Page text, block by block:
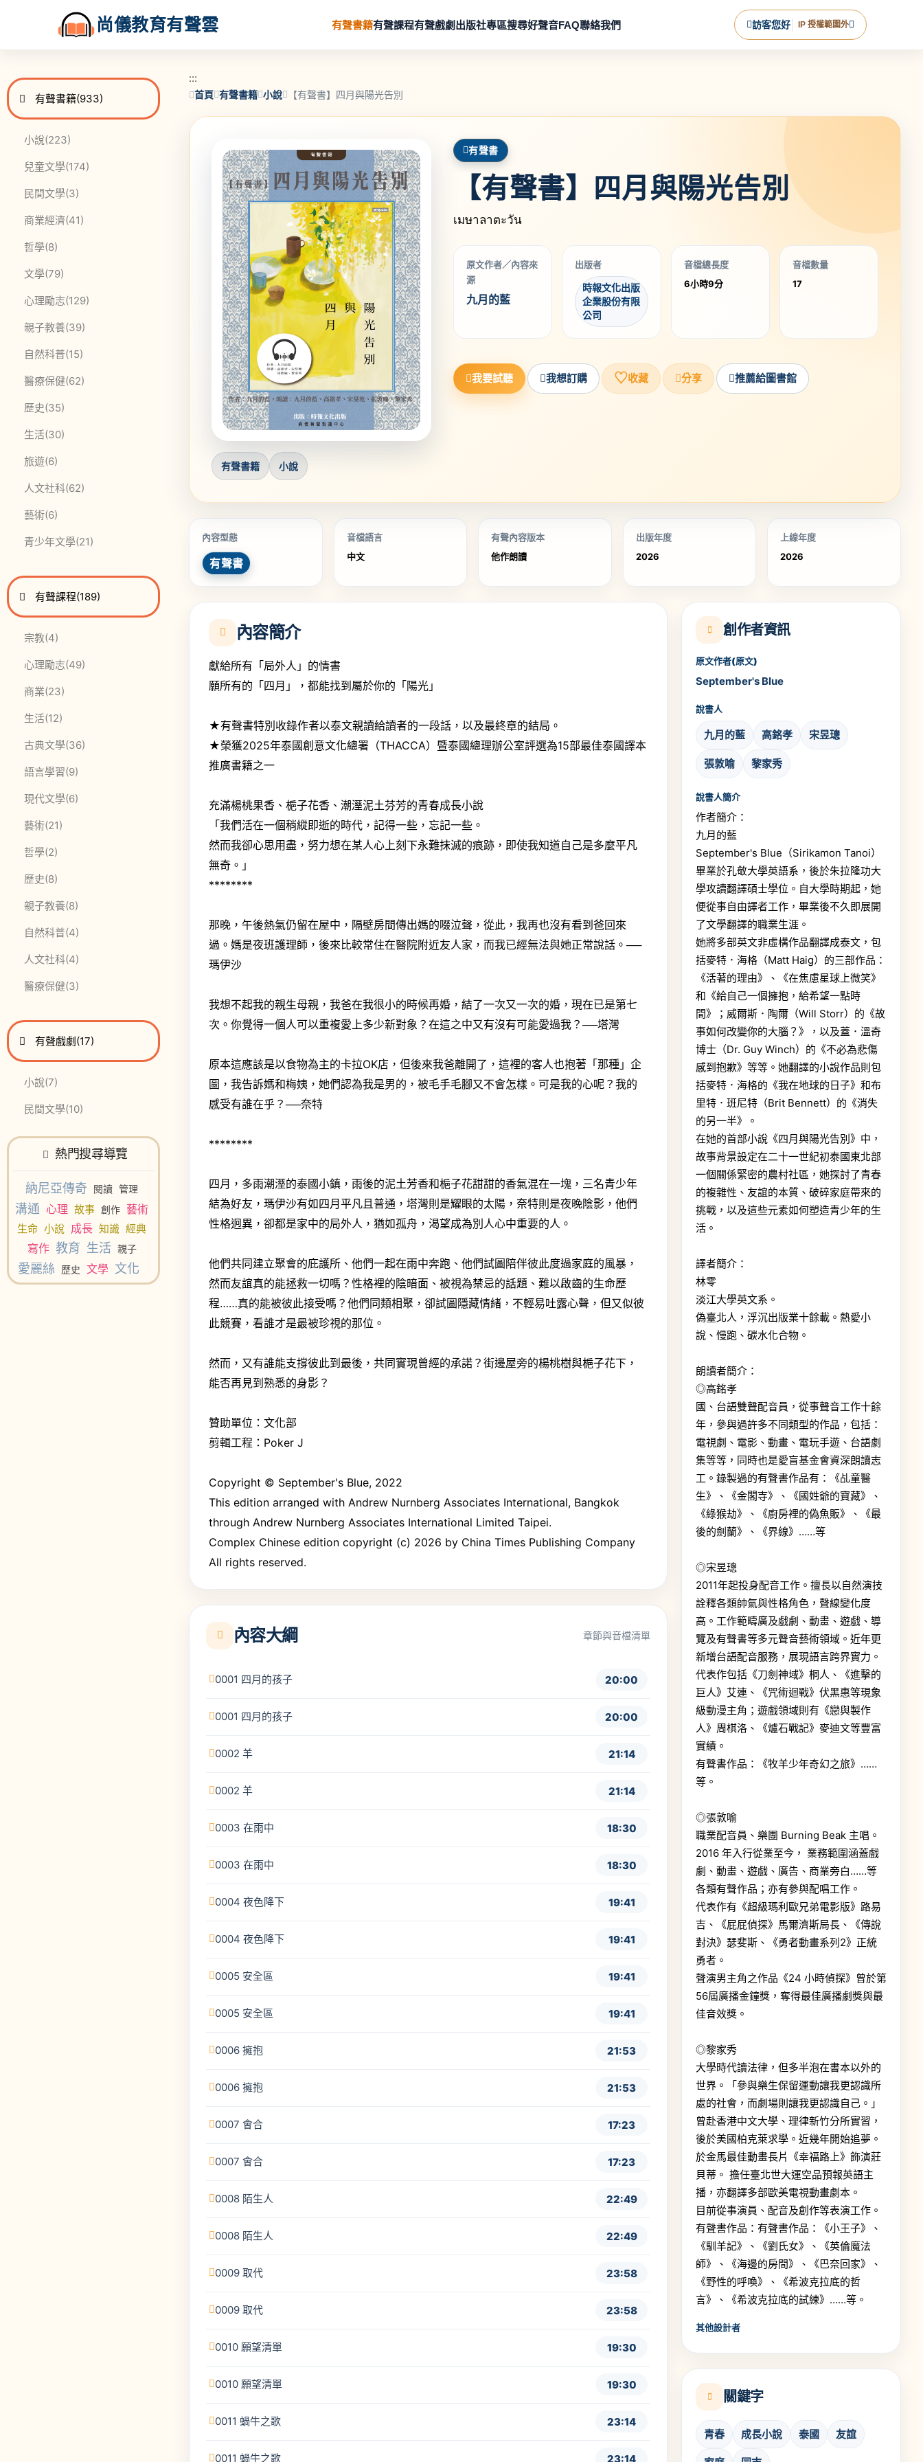
尚儀教育有聲雲 有聲書籍有聲課程有聲戲劇 出版社專區搜尋好聲音FAQ聯絡我們 訪客您好 IP 授權範圍外
進入
有聲書籍此分類有
(933)
小說此分類有
(223)
兒童文學此分類有
(174)
民間文學此分類有
(3)
商業經濟此分類有
(41)
哲學此分類有
(8)
文學此分類有
(79)
心理勵志此分類有
(129)
親子教養此分類有
(39)
自然科普此分類有
(15)
醫療保健此分類有
(62)
歷史此分類有
(35)
生活此分類有
(30)
旅遊此分類有
(6)
人文社科此分類有
(62)
藝術此分類有
(6)
青少年文學此分類有
(21)
進入
有聲課程此分類有
(189)
宗教此分類有
(4)
心理勵志此分類有
(49)
商業此分類有
(23)
生活此分類有
(12)
古典文學此分類有
(36)
語言學習此分類有
(9)
現代文學此分類有
(6)
藝術此分類有
(21)
哲學此分類有
(2)
歷史此分類有
(8)
親子教養此分類有
(8)
自然科普此分類有
(4)
人文社科此分類有
(4)
醫療保健此分類有
(3)
進入
有聲戲劇此分類有
(17)
小說此分類有
(7)
民間文學此分類有
(10)
熱門搜尋導覽
納尼亞傳奇 閱讀 管理
溝通 心理 故事 創作 藝術
生命 小說 成長 知識 經典
寫作 教育 生活 親子
愛麗絲 歷史 文學 文化
:::
首頁 有聲書籍 小說 【有聲書】四月與陽光告別
有聲書籍 小說
有聲書
【有聲書】四月與陽光告別
เมษาลาตะวัน
原文作者／內容來
源
九月的藍
出版者
時報文化出版
企業股份有限
公司
音檔總長度
6小時9分
音檔數量
17
我要試聽 我想訂購 ♡收藏 分享 推薦給圖書館
內容型態
有聲書
音檔語言
中文
有聲內容版本
他作朗讀
出版年度
2026
上線年度
2026
內容簡介
獻給所有「局外人」的情書
願所有的「四月」，都能找到屬於你的「陽光」
★有聲書特別收錄作者以泰文親讀給讀者的一段話，以及最終章的結局。
★榮獲2025年泰國創意文化總署（THACCA）暨泰國總理辦公室評選為15部最佳泰國譯本
推廣書籍之一
充滿楊桃果香、梔子花香、潮溼泥土芬芳的青春成長小說
「我們活在一個稍縱即逝的時代，記得一些，忘記一些。
然而我卻心思用盡，努力想在某人心上刻下永難抹滅的痕跡，即使我知道自己是多麼平凡
無奇。」
********
那晚，午後熱氣仍留在屋中，隔壁房間傳出媽的啜泣聲，從此，我再也沒有看到爸回來
過。媽是夜班護理師，後來比較常住在醫院附近友人家，而我已經無法與她正常說話。──
瑪伊沙
我想不起我的親生母親，我爸在我很小的時候再婚，結了一次又一次的婚，現在已是第七
次。你覺得一個人可以重複愛上多少新對象？在這之中又有沒有可能愛過我？──塔灣
原本這應該是以食物為主的卡拉OK店，但後來我爸離開了，這裡的客人也抱著「那種」企
圖，我告訴媽和梅姨，她們認為我是男的，被毛手毛腳又不會怎樣。可是我的心呢？我的
感受有誰在乎？──奈特
********
四月，多雨潮溼的泰國小鎮，雨後的泥土芳香和梔子花甜甜的香氣混在一塊，三名青少年
結為好友，瑪伊沙有如四月平凡且普通，塔灣則是耀眼的太陽，奈特則是夜晚陰影，他們
性格迥異，卻都是家中的局外人，猶如孤舟，渴望成為別人心中重要的人。
他們共同建立聚會的庇護所、他們一起在雨中奔跑、他們試圖陪伴彼此度過家庭的風暴，
然而友誼真的能拯救一切嗎？性格裡的陰暗面、被視為禁忌的話題、難以啟齒的生命歷
程……真的能被彼此接受嗎？他們同類相聚，卻試圖隱藏情緒，不輕易吐露心聲，但又似彼
此競賽，看誰才是最被珍視的那位。
然而，又有誰能支撐彼此到最後，共同實現曾經的承諾？街邊屋旁的楊桃樹與梔子花下，
能否再見到熟悉的身影？
贊助單位：文化部
剪輯工程：Poker J
Copyright © September's Blue, 2022
This edition arranged with Andrew Nurnberg Associates International, Bangkok
through Andrew Nurnberg Associates International Limited Taipei.
Complex Chinese edition copyright (c) 2026 by China Times Publishing Company
All rights reserved.
內容大綱 章節與音檔清單
0001 四月的孩子 20:00
0001 四月的孩子 20:00
0002 羊 21:14
0002 羊 21:14
0003 在雨中 18:30
0003 在雨中 18:30
0004 夜色降下 19:41
0004 夜色降下 19:41
0005 安全區 19:41
0005 安全區 19:41
0006 擁抱 21:53
0006 擁抱 21:53
0007 會合 17:23
0007 會合 17:23
0008 陌生人 22:49
0008 陌生人 22:49
0009 取代 23:58
0009 取代 23:58
0010 願望清單 19:30
0010 願望清單 19:30
0011 蝸牛之歌 23:14
0011 蝸牛之歌 23:14
創作者資訊
原文作者(原文)
September's Blue
說書人
九月的藍 高銘孝 宋昱璁
張敦喻 黎家秀
說書人簡介
作者簡介：
九月的藍
September's Blue（Sirikamon Tanoi）
畢業於孔敬大學英語系，後於朱拉隆功大
學攻讀翻譯碩士學位。自大學時期起，她
便從事自由譯者工作，畢業後不久即展開
了文學翻譯的職業生涯。
她將多部英文非虛構作品翻譯成泰文，包
括麥特．海格（Matt Haig）的三部作品：
《活著的理由》、《在焦慮星球上微笑》
和《給自己一個擁抱，給希望一點時
間》；威爾斯．陶爾（Will Storr）的《故
事如何改變你的大腦？》，以及蓋．溫奇
博士（Dr. Guy Winch）的《不必為悲傷
感到抱歉》等等。她翻譯的小說作品則包
括麥特．海格的《我在地球的日子》和布
里特．班尼特（Brit Bennett）的《消失
的另一半》。
在她的首部小說《四月與陽光告別》中，
故事背景設定在二十一世紀初泰國東北部
一個關係緊密的農村社區，她探討了青春
的複雜性、友誼的本質、破碎家庭帶來的
挑戰，以及這些元素如何塑造青少年的生
活。
譯者簡介：
林零
淡江大學英文系。
偽臺北人，浮沉出版業十餘載。熱愛小
說、慢跑、碳水化合物。
朗讀者簡介：
◎高銘孝
國、台語雙聲配音員，從事聲音工作十餘
年，參與過許多不同類型的作品，包括：
電視劇、電影、動畫、電玩手遊、台語劇
集等等，同時也是愛盲基金會資深朗讀志
工。錄製過的有聲書作品有：《乩童醫
生》、《金閣寺》、《國姓爺的寶藏》、
《綠猴劫》、《廚房裡的偽魚販》、《最
後的劍蘭》、《界線》……等
◎宋昱璁
2011年起投身配音工作。擅長以自然演技
詮釋各類帥氣與性格角色，聲線變化度
高。工作範疇廣及戲劇、動畫、遊戲、導
覽及有聲書等多元聲音藝術領域。近年更
新增台語配音服務，展現語言跨界實力。
代表作包括《刀劍神域》桐人、《進擊的
巨人》艾連、《咒術迴戰》伏黑惠等現象
級動漫主角；遊戲領域則有《戀與製作
人》周棋洛、《爐石戰記》麥迪文等豐富
實績。
有聲書作品：《牧羊少年奇幻之旅》……
等。
◎張敦喻
職業配音員、樂團 Burning Beak 主唱。
2016 年入行從業至今， 業務範圍涵蓋戲
劇、動畫、遊戲、廣告、商業旁白……等
各類有聲作品；亦有參與配唱工作。
代表作有《超級瑪利歐兄弟電影版》路易
吉、《屁屁偵探》馬爾濟斯局長、《傳說
對決》瑟斐斯、《勇者動畫系列2》正統
勇者。
聲演男主角之作品《24 小時偵探》曾於第
56屆廣播金鐘獎，奪得最佳廣播劇獎與最
佳音效獎。
◎黎家秀
大學時代讀法律，但多半泡在書本以外的
世界。「參與樂生保留運動讓我更認識所
處的社會，而劇場則讓我更認識自己。」
曾赴香港中文大學、理律新竹分所實習，
後於美國柏克萊求學。近幾年開始追夢。
於金馬最佳動畫長片《幸福路上》飾演莊
貝蒂。 擔任臺北世大運空品預報英語主
播，亦翻譯多部歐美電視動畫劇本。
目前從事演員、配音及創作等表演工作。
有聲書作品：有聲書作品：《小王子》、
《馴羊記》、《劉氏女》、《英倫魔法
師》、《海邊的房間》、《巴奈回家》、
《野性的呼喚》、《希波克拉底的哲
言》、《希波克拉底的試練》……等。
其他設計者
關鍵字
青春 成長小說 泰國 友誼